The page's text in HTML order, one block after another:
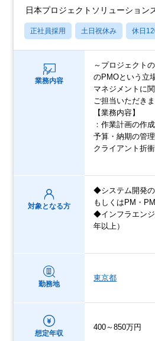
日本プロジェクトソリューション
正社員採用 土日祝休み 休日
業務内容
～プロジェクト
のPMOという立
マネジメントに
ご担当いただき
【業務内容】
：作業計画の作
予算・納期の管
クライアント折
対象となる方
◆システム開発
もしくはPM・
◆インフラエン
年以上）
勤務地
東京都
想定年収
400～850万円